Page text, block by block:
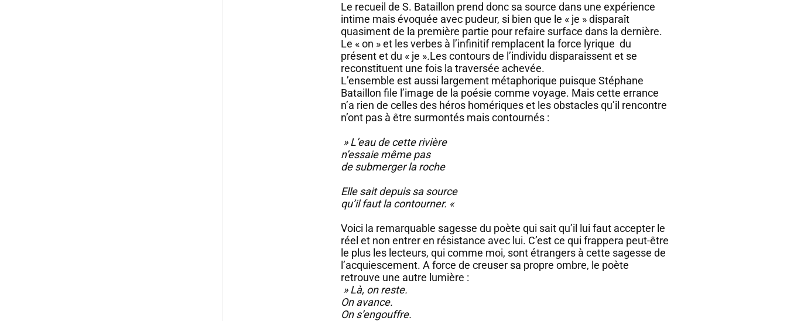
Le recueil de S. Bataillon prend donc sa source dans une expérience
intime mais évoquée avec pudeur, si bien que le « je » disparaît
quasiment de la première partie pour refaire surface dans la dernière.
Le « on » et les verbes à l’infinitif remplacent la force lyrique du
présent et du « je ».Les contours de l’individu disparaissent et se
reconstituent une fois la traversée achevée.
L’ensemble est aussi largement métaphorique puisque Stéphane
Bataillon file l’image de la poésie comme voyage. Mais cette errance
n’a rien de celles des héros homériques et les obstacles qu’il rencontre
n’ont pas à être surmontés mais contournés :
» L’eau de cette rivière
n’essaie même pas
de submerger la roche
Elle sait depuis sa source
qu’il faut la contourner. «
Voici la remarquable sagesse du poète qui sait qu’il lui faut accepter le
réel et non entrer en résistance avec lui. C’est ce qui frappera peut-être
le plus les lecteurs, qui comme moi, sont étrangers à cette sagesse de
l’acquiescement. A force de creuser sa propre ombre, le poète
retrouve une autre lumière :
» Là, on reste.
On avance.
On s’engouffre.